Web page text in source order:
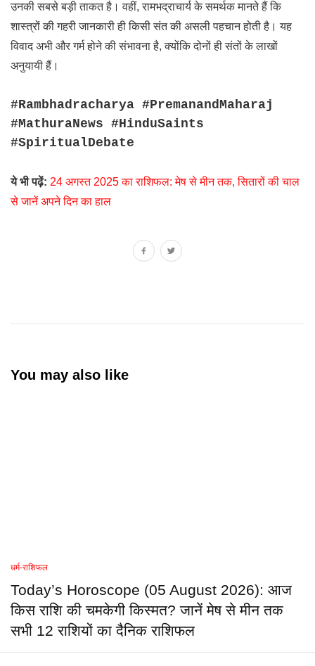
उनकी सबसे बड़ी ताकत है। वहीं, रामभद्राचार्य के समर्थक मानते हैं कि
शास्त्रों की गहरी जानकारी ही किसी संत की असली पहचान होती है। यह
विवाद अभी और गर्म होने की संभावना है, क्योंकि दोनों ही संतों के लाखों
अनुयायी हैं।
#Rambhadracharya #PremanandMaharaj
#MathuraNews #HinduSaints
#SpiritualDebate
ये भी पढ़ें: 24 अगस्त 2025 का राशिफल: मेष से मीन तक, सितारों की चाल
से जानें अपने दिन का हाल
You may also like
धर्म-राशिफल
Today’s Horoscope (05 August 2026): आज
किस राशि की चमकेगी किस्मत? जानें मेष से मीन तक
सभी 12 राशियों का दैनिक राशिफल